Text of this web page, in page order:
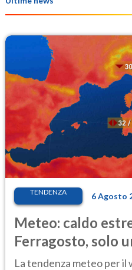
TENDENZA 6 Agosto
Meteo: caldo
Ferragosto, solo
Ecco dove
La tendenza meteo per il